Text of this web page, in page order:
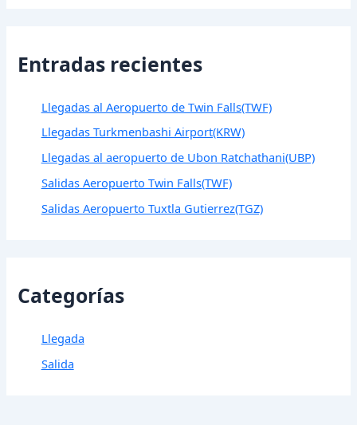
Entradas recientes
Llegadas al Aeropuerto de Twin Falls(TWF)
Llegadas Turkmenbashi Airport(KRW)
Llegadas al aeropuerto de Ubon Ratchathani(UBP)
Salidas Aeropuerto Twin Falls(TWF)
Salidas Aeropuerto Tuxtla Gutierrez(TGZ)
Categorías
Llegada
Salida